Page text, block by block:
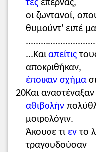
20
τες επέρνας,
οι ζωντανοί,
θυμούντ' ειπέ
...Καιαπείτις
αποκριθήκαν,
έποικαν σχήμα
Και αναστέναξαν
αθιβολήν
μοιρολόγιν.
Άκουσε τι εν το
τραγουδούσαν